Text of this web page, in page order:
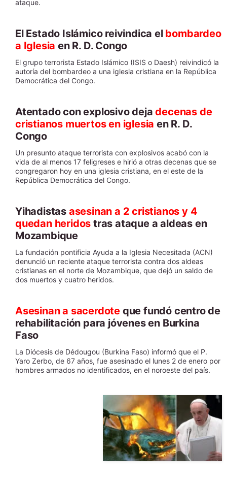
ataque.
El Estado Islámico reivindica el bombardeo
a Iglesia en R. D. Congo
El grupo terrorista Estado Islámico (ISIS o Daesh) reivindicó la
autoría del bombardeo a una iglesia cristiana en la República
Democrática del Congo.
Atentado con explosivo dejadecenas de
cristianos muertos en iglesia en R. D.
Congo
Un presunto ataque terrorista con explosivos acabó con la
vida de al menos 17 feligreses e hirió a otras decenas que se
congregaron hoy en una iglesia cristiana, en el este de la
República Democrática del Congo.
Yihadistas asesinan a 2 cristianos y 4
quedan heridos tras ataque a aldeas en
Mozambique
La fundación pontificia Ayuda a la Iglesia Necesitada (ACN)
denunció un reciente ataque terrorista contra dos aldeas
cristianas en el norte de Mozambique, que dejó un saldo de
dos muertos y cuatro heridos.
Asesinan a sacerdote que fundó centro de
rehabilitación para jóvenes en Burkina
Faso
La Diócesis de Dédougou (Burkina Faso) informó que el P.
Yaro Zerbo, de 67 años, fue asesinado el lunes 2 de enero por
hombres armados no identificados, en el noroeste del país.